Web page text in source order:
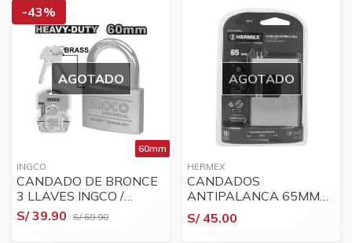
-43%
AGOTADO
60mm
INGCO
CANDADO DE BRONCE
3 LLAVES INGCO /
DBPL0602
S/ 39.90 S/ 69.90
AGOTADO
HERMEX
CANDADOS
ANTIPALANCA 65MM
S7 2LLAVES HERMEX
43356
S/ 45.00